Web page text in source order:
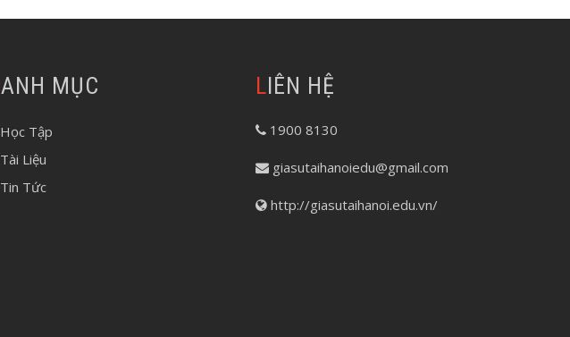
DANH MỤC
Học Tập
Tài Liệu
Tin Tức
LIÊN HỆ
1900 8130
giasutaihanoiedu@gmail.com
http://giasutaihanoi.edu.vn/